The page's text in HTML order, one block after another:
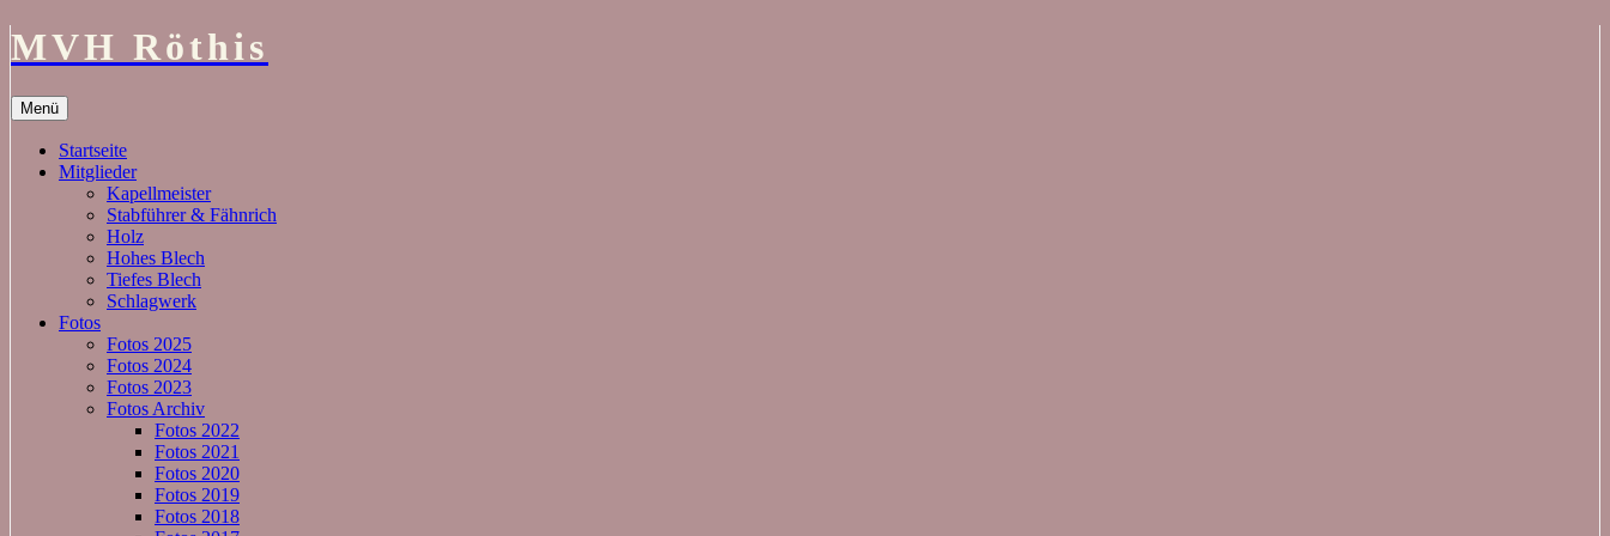
MVH Röthis
Menü
Inhalt
springen
Startseite
Mitglieder
Kapellmeister
Stabführer & Fähnrich
Holz
Hohes Blech
Tiefes Blech
Schlagwerk
Fotos
Fotos 2025
Fotos 2024
Fotos 2023
Fotos Archiv
Fotos 2022
Fotos 2021
Fotos 2020
Fotos 2019
Fotos 2018